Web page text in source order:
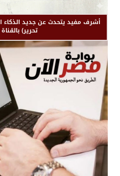
أشرف مفيد يتحدث عن جديد الذكاء
تحرير) بالقناة